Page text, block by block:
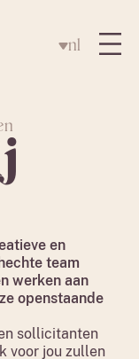
nl
en
team
werken aan
openstaande
sollicitanten
voor jou zullen